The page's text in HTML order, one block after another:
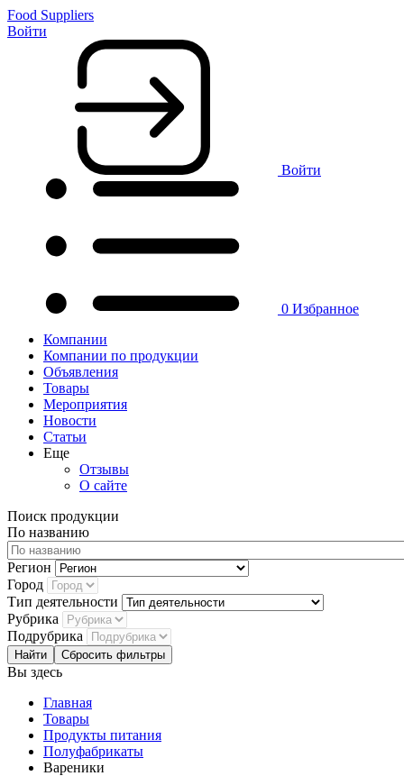
Food Suppliers
Войти
Войти
0 Избранное
Компании
Компании по продукции
Объявления
Товары
Мероприятия
Новости
Статьи
Еще
Отзывы
О сайте
Поиск продукции
По названию
Регион
Город
Тип деятельности
Рубрика
Подрубрика
Сбросить фильтры
Вы здесь
Главная
Товары
Продукты питания
Полуфабрикаты
Вареники